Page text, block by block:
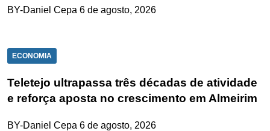
BY-Daniel Cepa 6 de agosto, 2026
ECONOMIA
Teletejo ultrapassa três décadas de atividade
e reforça aposta no crescimento em Almeirim
BY-Daniel Cepa 6 de agosto, 2026